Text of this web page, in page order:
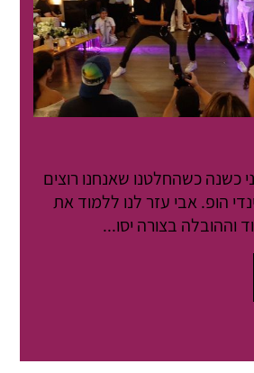
כשנה כשהחלטנו שאנחנו רוצים
הופ. אבי עזר לנו ללמוד את
וההובלה בצורה יסו...